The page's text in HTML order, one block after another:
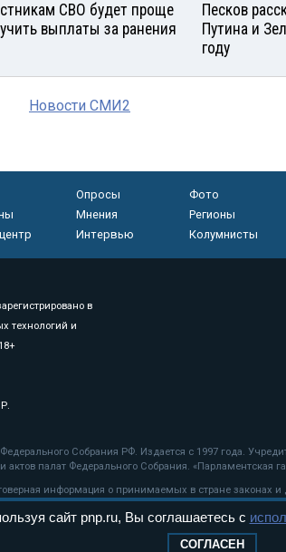
СВО будет проще
выплаты за ранения
Песков
Путина и
году
Новости СМИ2
Опросы
Фото
Мнения
Регионы
Интервью Колумнисты
в
технологий и
Собрания РФ. Издается с 1997 года.
палат Федерального Собрания. «Парламентская
информация о принимаемых в стране законах
сайт pnp.ru, Вы соглашаетесь с
СОГЛАСЕН